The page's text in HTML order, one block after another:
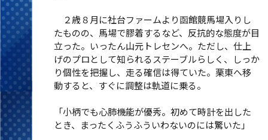
２歳８月に社台ファームより函館競馬場入りし
たものの、馬場で膠着するなど、反抗的な態度が目
立った。いったん山元トレセンへ。ただし、仕上
げのプロとして知られるステーブルらしく、しっか
り個性を把握し、走る確信は得ていた。栗東へ移
動すると、すぐに調整は軌道に乗る。
「小柄でも心肺機能が優秀。初めて時計を出した
とき、まったくふうふういわないのには驚いた」